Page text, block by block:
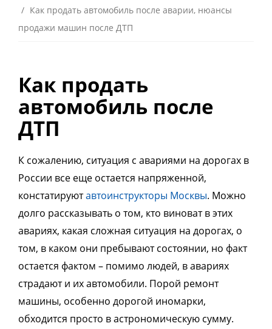
Как продать автомобиль после аварии, нюансы
продажи машин после ДТП
Как продать
автомобиль после
ДТП
К сожалению, ситуация с авариями на дорогах в
России все еще остается напряженной,
констатируютавтоинструкторы Москвы. Можно
долго рассказывать о том, кто виноват в этих
авариях, какая сложная ситуация на дорогах, о
том, в каком они пребывают состоянии, но факт
остается фактом – помимо людей, в авариях
страдают и их автомобили. Порой ремонт
машины, особенно дорогой иномарки,
обходится просто в астрономическую сумму.